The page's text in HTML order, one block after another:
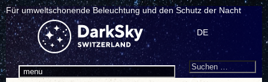
Für umweltschonende Beleuchtung und den Schutz der Nacht
menu
DE
Search
Suchen